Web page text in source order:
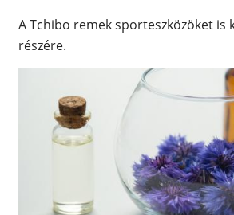
A Tchibo remek sporteszközöket is
részére.